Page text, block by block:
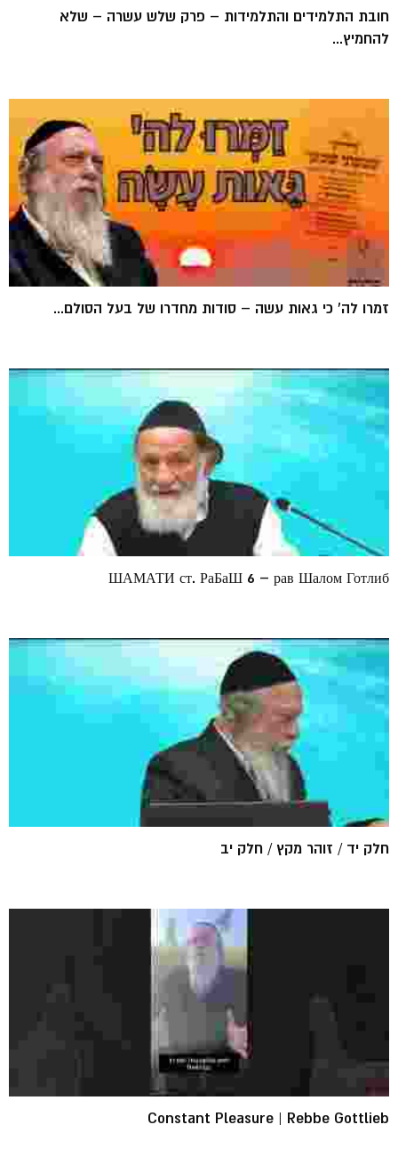
חובת התלמידים והתלמידות – פרק שלש עשרה – שלא
להחמיץ...
זמרו לה' כי גאות עשה – סודות מחדרו של בעל הסולם...
ШАМАТИ ст. РаБаШ 6 – рав Шалом Готлиб
חלק יד / זוהר מקץ / חלק יב
Constant Pleasure | Rebbe Gottlieb